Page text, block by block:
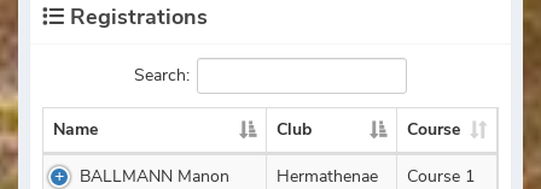
Registrations
Search:
Name Club Course
BALLMANN Manon Hermathenae
Course 1